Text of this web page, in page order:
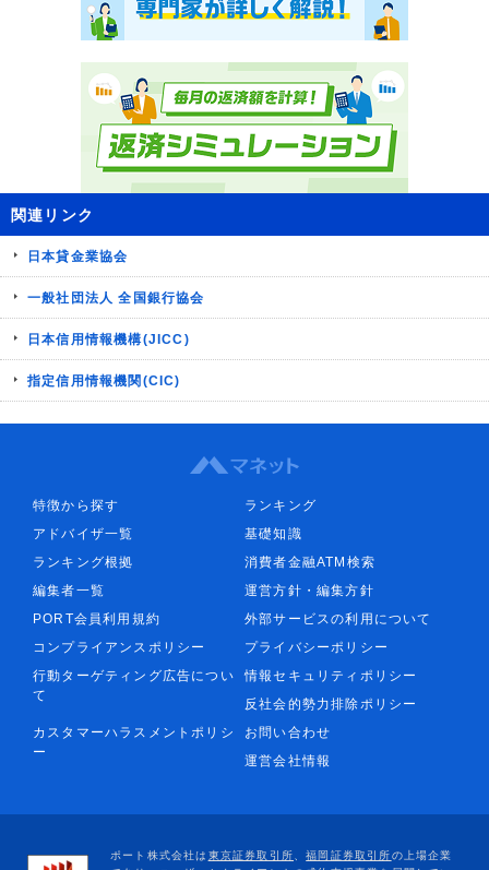
関連リンク
日本貸金業協会
一般社団法人 全国銀行協会
日本信用情報機構(JICC)
指定信用情報機関(CIC)
特徴から探す
ランキング
アドバイザ一覧
基礎知識
ランキング根拠
消費者金融ATM検索
編集者一覧
運営方針・編集方針
PORT会員利用規約
外部サービスの利用について
コンプライアンスポリシー
プライバシーポリシー
行動ターゲティング広告につい
て
情報セキュリティポリシー
反社会的勢力排除ポリシー
カスタマーハラスメントポリシ
ー
お問い合わせ
運営会社情報